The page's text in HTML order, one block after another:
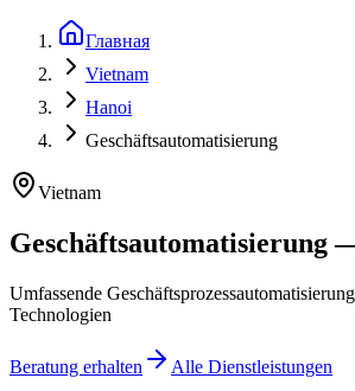
Главная
Vietnam
Hanoi
Geschäftsautomatisierung
Vietnam
Geschäftsautomatisierung
Umfassende
Technologien
Beratung erhalten
Alle Dienstleistungen